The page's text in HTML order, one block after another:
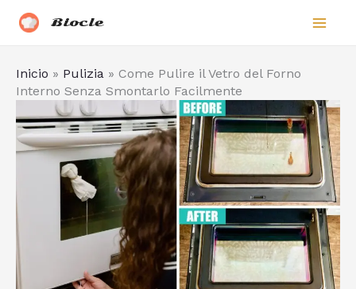
Biocle
Inicio » Pulizia » Come Pulire il Vetro del Forno
Interno Senza Smontarlo Facilmente